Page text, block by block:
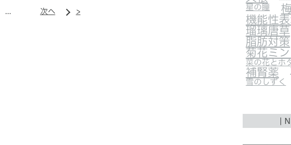
... 次へ >
星の瞳
機能性
瑠璃唐草
脂肪対策
菊花ミ
菜の花とホ
補腎薬
雪のしずく
|